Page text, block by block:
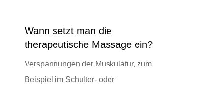
Wann setzt man die
therapeutische Massage ein?
Verspannungen der Muskulatur, zum
Beispiel im Schulter- oder